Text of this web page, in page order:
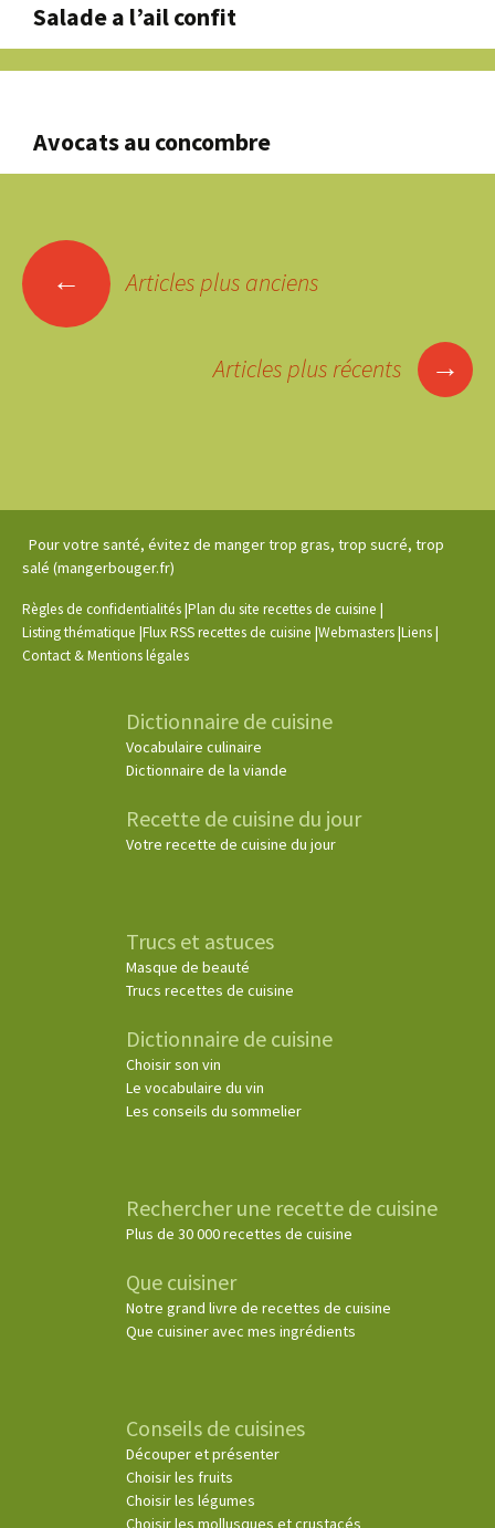
Salade a l’ail confit
Avocats au concombre
Navigation
des
articles
← Articles plus anciens
Articles plus récents →
Pour votre santé, évitez de manger trop gras, trop sucré, trop
salé (mangerbouger.fr)
Règles de confidentialités|Plan du site recettes de cuisine |
Listing thématique |Flux RSS recettes de cuisine |Webmasters|Liens|
Contact & Mentions légales
Dictionnaire de cuisine
Vocabulaire culinaire
Dictionnaire de la viande
Recette de cuisine du jour
Votre recette de cuisine du jour
Trucs et astuces
Masque de beauté
Trucs recettes de cuisine
Dictionnaire de cuisine
Choisir son vin
Le vocabulaire du vin
Les conseils du sommelier
Rechercher une recette de cuisine
Plus de 30 000 recettes de cuisine
Que cuisiner
Notre grand livre de recettes de cuisine
Que cuisiner avec mes ingrédients
Conseils de cuisines
Découper et présenter
Choisir les fruits
Choisir les légumes
Choisir les mollusques et crustacés